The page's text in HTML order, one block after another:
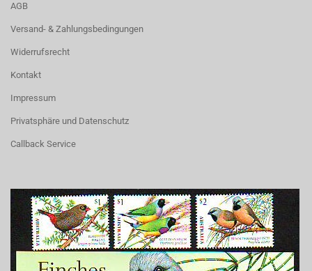
AGB
Versand- & Zahlungsbedingungen
Widerrufsrecht
Kontakt
Impressum
Privatsphäre und Datenschutz
Callback Service